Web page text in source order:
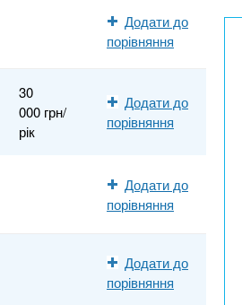
Додати до
порівняння
30
000 грн/
рік
Додати до
порівняння
Додати до
порівняння
Додати до
порівняння